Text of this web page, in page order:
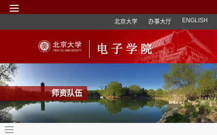
北京大学 办事大厅 ENGLISH
师资队伍